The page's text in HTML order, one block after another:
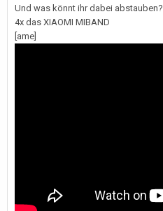
Und was könnt ihr dabei abstauben?
4x das XIAOMI MIBAND
[ame]